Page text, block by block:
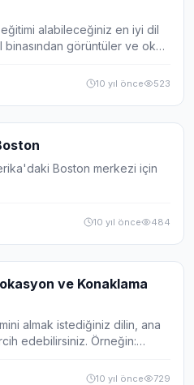
alabileceğiniz en iyi dil
binasından görüntüler ve okul
10 yıl önce 523
Boston merkezi için
10 yıl önce 484
ve Konaklama
almak istediğiniz dilin, ana
edebilirsiniz. Örneğin:
10 yıl önce 729